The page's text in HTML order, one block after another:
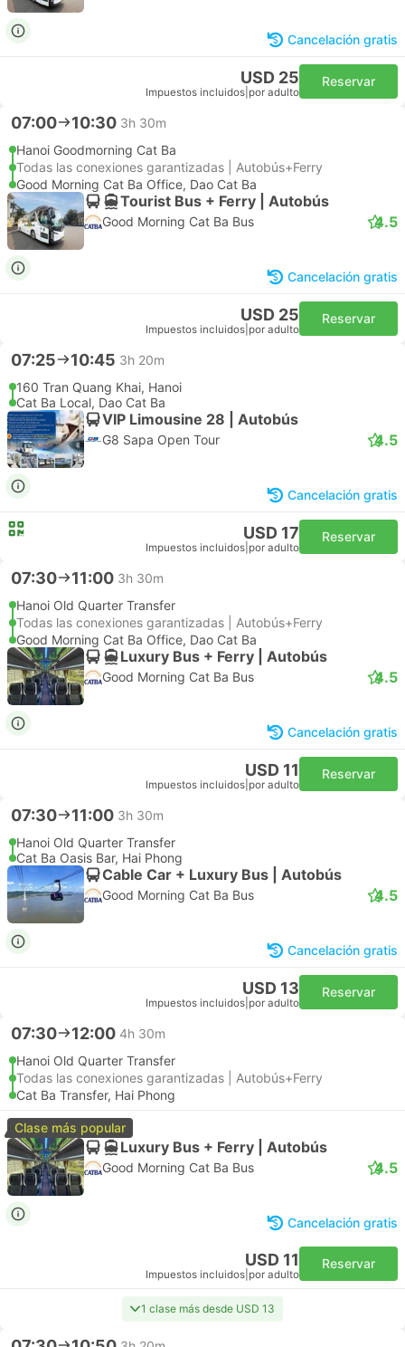
Cancelación gratis
USD 25
Impuestos incluidos por adulto
Reservar
07:00 10:30 3h 30m
Hanoi Goodmorning Cat Ba
Todas las conexiones garantizadas | Autobús+Ferry
Good Morning Cat Ba Office, Dao Cat Ba
Tourist Bus + Ferry | Autobús
Good Morning Cat Ba Bus 4.5
Cancelación gratis
USD 25
Impuestos incluidos por adulto
Reservar
07:25 10:45 3h 20m
160 Tran Quang Khai, Hanoi
Cat Ba Local, Dao Cat Ba
VIP Limousine 28 | Autobús
G8 Sapa Open Tour 4.5
Cancelación gratis
USD 17
Impuestos incluidos por adulto
Reservar
07:30 11:00 3h 30m
Hanoi Old Quarter Transfer
Todas las conexiones garantizadas | Autobús+Ferry
Good Morning Cat Ba Office, Dao Cat Ba
Luxury Bus + Ferry | Autobús
Good Morning Cat Ba Bus 4.5
Cancelación gratis
USD 11
Impuestos incluidos por adulto
Reservar
07:30 11:00 3h 30m
Hanoi Old Quarter Transfer
Cat Ba Oasis Bar, Hai Phong
Cable Car + Luxury Bus | Autobús
Good Morning Cat Ba Bus 4.5
Cancelación gratis
USD 13
Impuestos incluidos por adulto
Reservar
07:30 12:00 4h 30m
Hanoi Old Quarter Transfer
Todas las conexiones garantizadas | Autobús+Ferry
Cat Ba Transfer, Hai Phong
Clase más popular
Luxury Bus + Ferry | Autobús
Good Morning Cat Ba Bus 4.5
Cancelación gratis
USD 11
Impuestos incluidos por adulto
Reservar
1 clase más desde USD 13